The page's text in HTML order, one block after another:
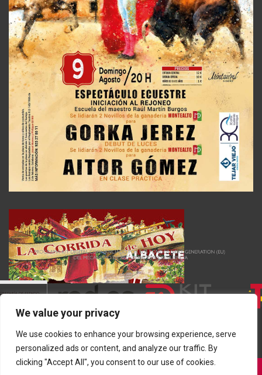
We value your privacy
We use cookies to enhance your browsing experience, serve
personalized ads or content, and analyze our traffic. By
clicking "Accept All", you consent to our use of cookies.